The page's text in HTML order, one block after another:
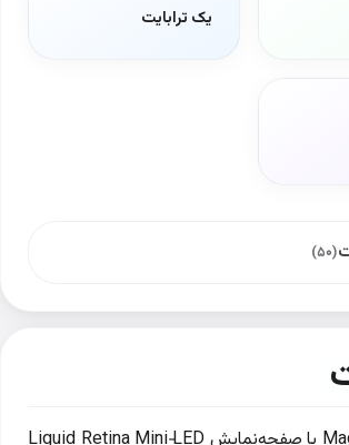
یک ترابایت
(۵۰)